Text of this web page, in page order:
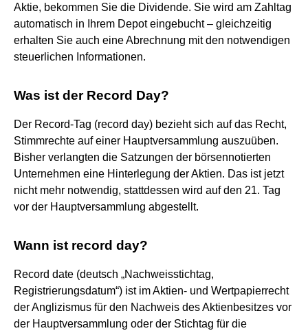
Aktie, bekommen Sie die Dividende. Sie wird am Zahltag
automatisch in Ihrem Depot eingebucht – gleichzeitig
erhalten Sie auch eine Abrechnung mit den notwendigen
steuerlichen Informationen.
Was ist der Record Day?
Der Record-Tag (record day) bezieht sich auf das Recht,
Stimmrechte auf einer Hauptversammlung auszuüben.
Bisher verlangten die Satzungen der börsennotierten
Unternehmen eine Hinterlegung der Aktien. Das ist jetzt
nicht mehr notwendig, stattdessen wird auf den 21. Tag
vor der Hauptversammlung abgestellt.
Wann ist record day?
Record date (deutsch „Nachweisstichtag,
Registrierungsdatum“) ist im Aktien- und Wertpapierrecht
der Anglizismus für den Nachweis des Aktienbesitzes vor
der Hauptversammlung oder der Stichtag für die